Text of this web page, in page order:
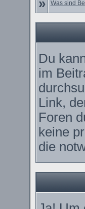
» Was sind
Du
im
Link,
Foren
keine
die